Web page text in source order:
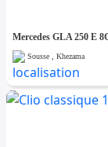
Sousse , Khezama